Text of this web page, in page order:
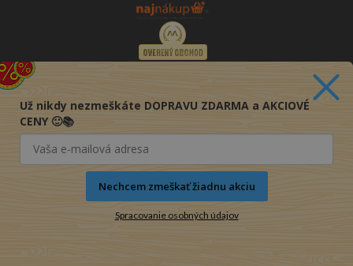
Už nikdy nezmeškáte DOPRAVU ZDARMA a AKCIOVÉ
CENY 🙂📚
Nechcem zmeškať žiadnu akciu
Spracovanie osobných údajov